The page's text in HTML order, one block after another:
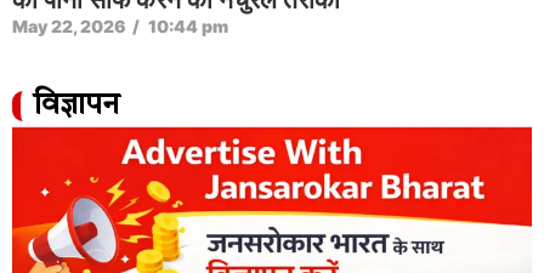
May 22, 2026 / 10:44 pm
विज्ञापन